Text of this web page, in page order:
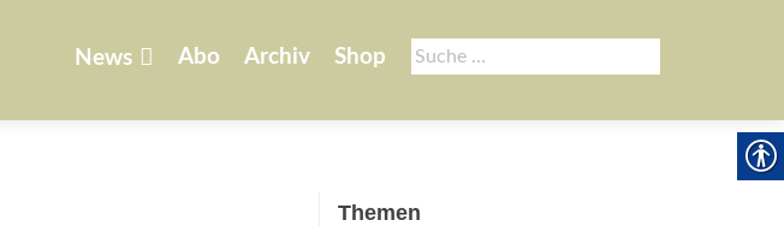
Suche
nach:
springen
News Abo Archiv Shop
Themen